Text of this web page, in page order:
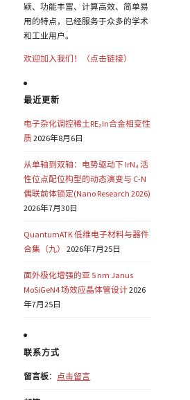
颖、功能丰富、计算高效、简单易
用的特点，已经服务于众多的学术
和工业用户。
欢迎加入我们！（点击链接）
最近更新
电子杂化调控稀土RE₂In合金相变性
质2026年8月6日
从单轴到双轴：电势驱动下 IrN₄ 活
性位点配位构型的动态演变与 C-N
偶联前体锁定(Nano Research 2026)
2026年7月30日
QuantumATK 低维电子材料与器件
合集（九）
2026年7月25日
面外极化增强的亚 5 nm Janus
MoSiGeN4 场效应晶体管设计2026
年7月25日
联系方式
留言板： 点击留言